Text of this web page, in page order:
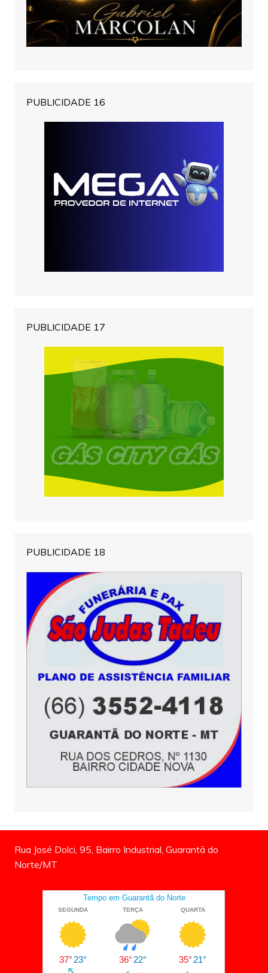
PUBLICIDADE 16
PUBLICIDADE 17
PUBLICIDADE 18
Rua José Dolci, 95, Bairro Industrial, Guarantã do
Norte/MT